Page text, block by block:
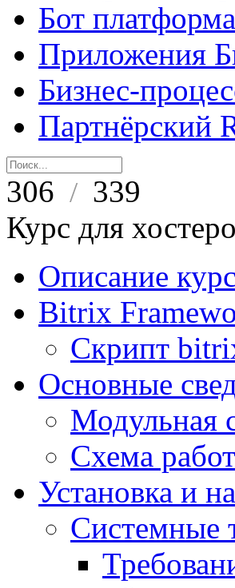
Бот
Приложения
Бизнес-
Партнёрский
306 / 339
Курс для
Описание
Bitrix
Скрипт
Основные
Модульная
Схема
Установка и
Системные